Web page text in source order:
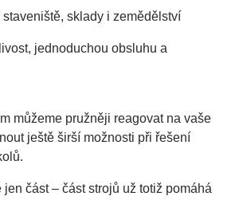
sklady i zemědělství
jednoduchou obsluhu a
můžeme pružněji reagovat na vaše
ještě širší možnosti při řešení
jen část – část strojů už totiž pomáhá